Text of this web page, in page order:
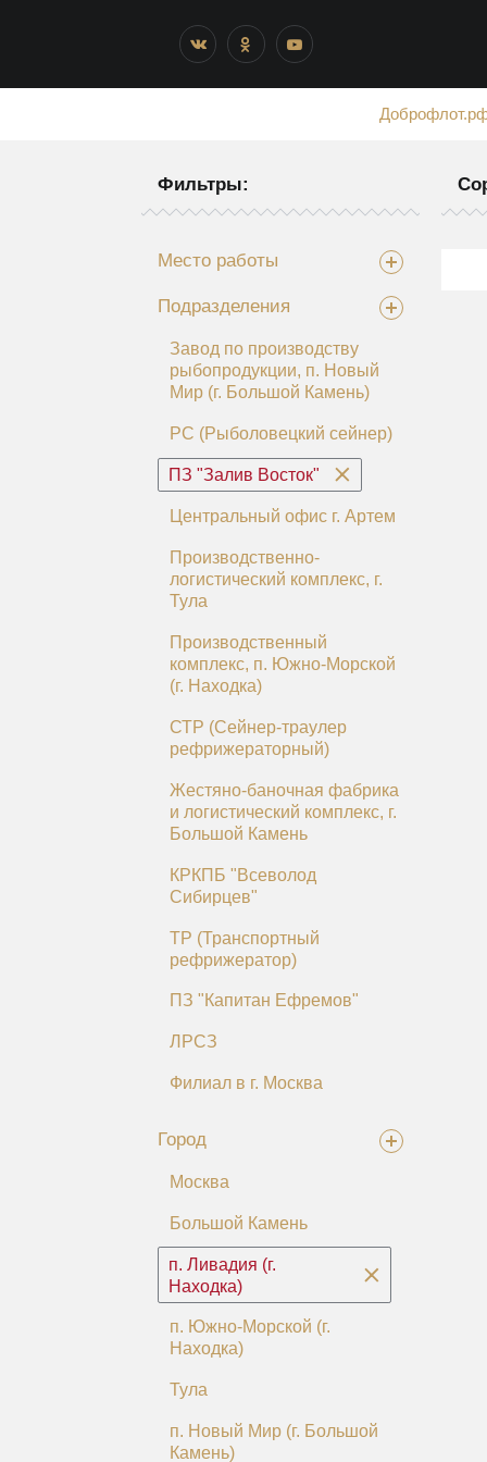
Фильтры:
Место работы
Подразделения
Завод по производству
рыбопродукции, п. Новый
Мир (г. Большой Камень)
РС (Рыболовецкий сейнер)
ПЗ "Залив Восток"
Центральный офис г. Артем
Производственно-
логистический комплекс, г.
Тула
Производственный
комплекс, п. Южно-Морской
(г. Находка)
СТР (Сейнер-траулер
рефрижераторный)
Жестяно-баночная фабрика
и логистический комплекс, г.
Большой Камень
КРКПБ "Всеволод
Сибирцев"
ТР (Транспортный
рефрижератор)
ПЗ "Капитан Ефремов"
ЛРСЗ
Филиал в г. Москва
Город
Москва
Большой Камень
п. Ливадия (г.
Находка)
п. Южно-Морской (г.
Находка)
Тула
п. Новый Мир (г. Большой
Камень)